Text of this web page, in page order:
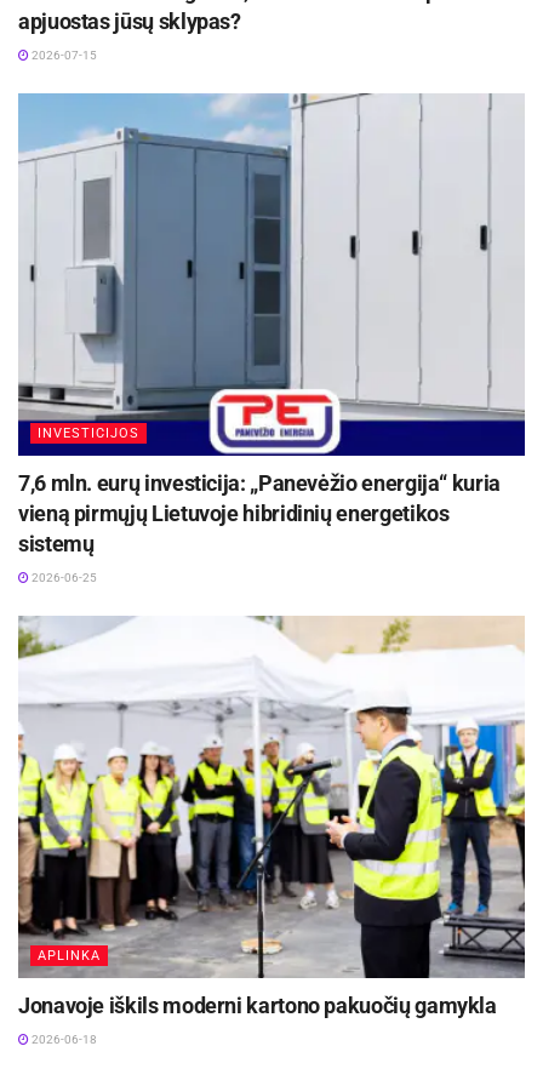
apjuostas jūsų sklypas?
2026-07-15
INVESTICIJOS
7,6 mln. eurų investicija: „Panevėžio energija“ kuria
vieną pirmųjų Lietuvoje hibridinių energetikos
sistemų
2026-06-25
APLINKA
Jonavoje iškils moderni kartono pakuočių gamykla
2026-06-18